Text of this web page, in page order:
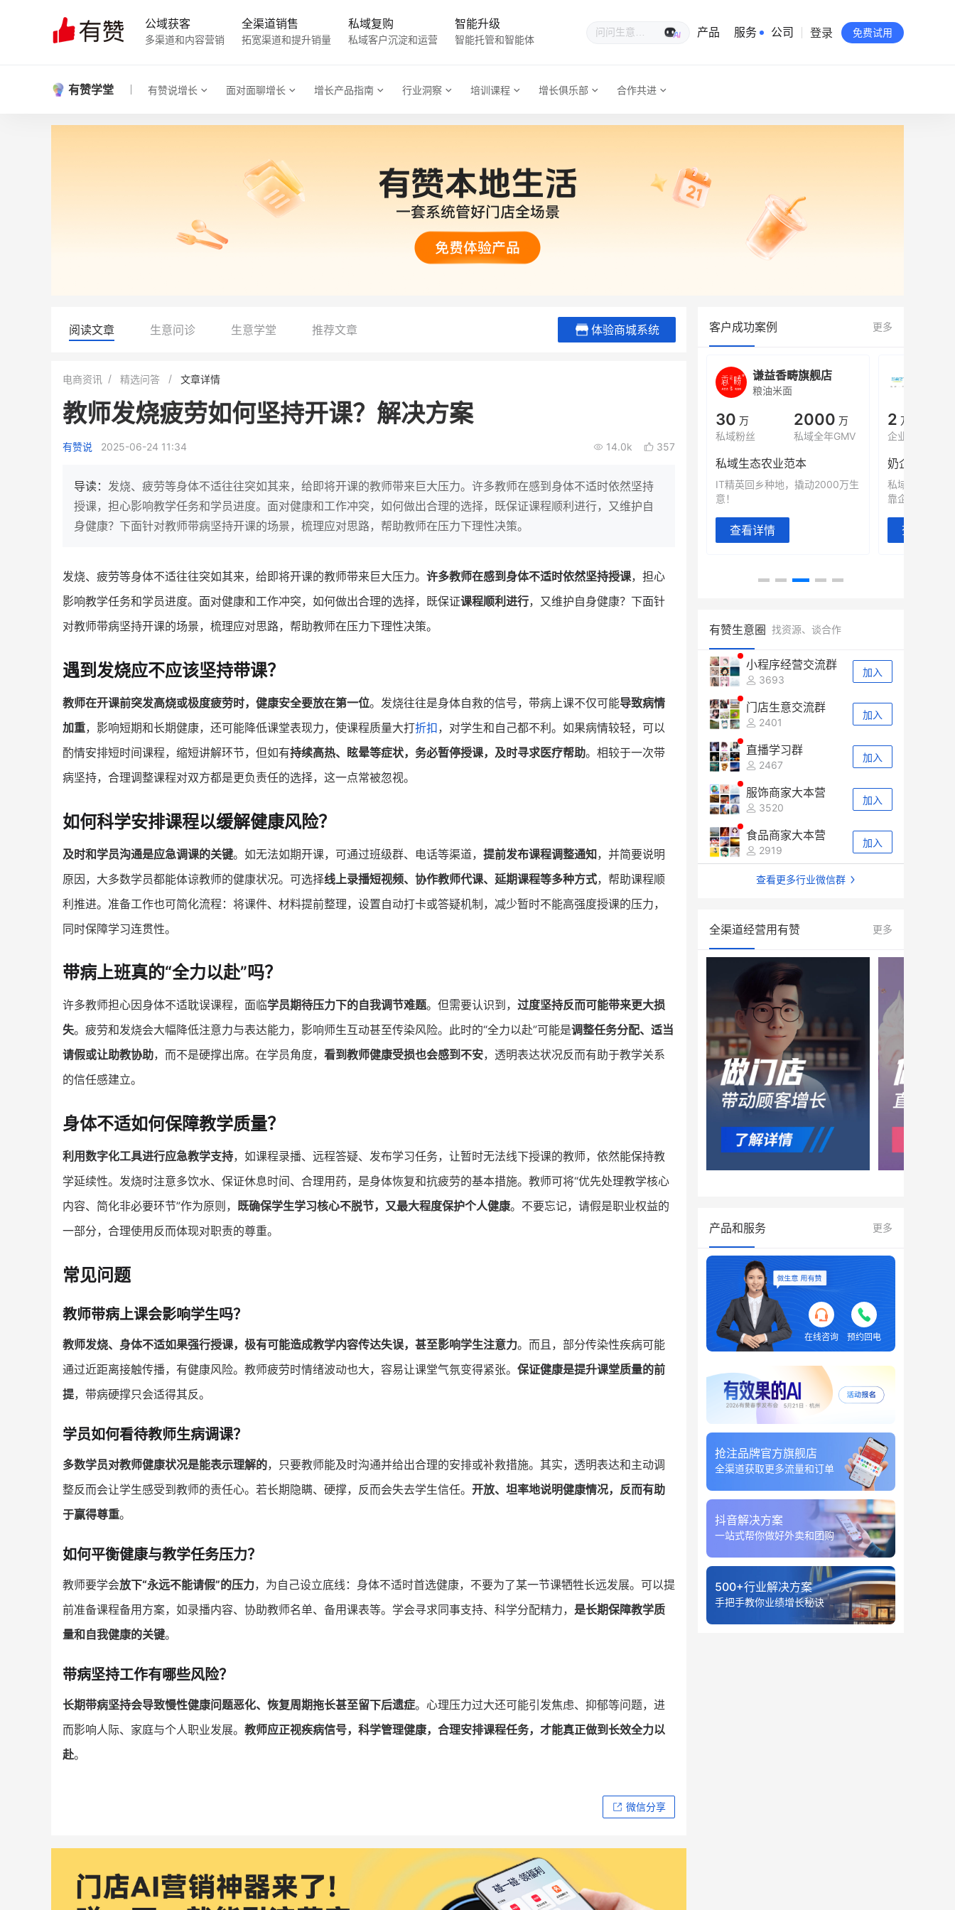
公域获客
多渠道和内容营销
全渠道销售
拓宽渠道和提升销量
私域复购
私域客户沉淀和运营
智能升级
智能托管和智能体
生意专家
产品 服务 公司
有赞公益
站点地图
登录 免费试用
有赞学堂 有赞说增长 面对面聊增长 增长产品指南 行业洞察 培训课程 增长俱乐部 合作共进
阅读文章 生意问诊 生意学堂 推荐文章 体验商城系统
电商资讯 精选问答 文章详情
教师发烧疲劳如何坚持开课？解决方案
有赞说 2025-06-24 11:34 14.0k 357
导读： 发烧、疲劳等身体不适往往突如其来，给即将开课的教师带来巨大压力。许多教师在感到身体不适时依然坚持
授课，担心影响教学任务和学员进度。面对健康和工作冲突，如何做出合理的选择，既保证课程顺利进行，又维护自
身健康？下面针对教师带病坚持开课的场景，梳理应对思路，帮助教师在压力下理性决策。
发烧、疲劳等身体不适往往突如其来，给即将开课的教师带来巨大压力。 许多教师在感到身体不适时依然坚持授课，担心
影响教学任务和学员进度。面对健康和工作冲突，如何做出合理的选择，既保证课程顺利进行，又维护自身健康？下面针
对教师带病坚持开课的场景，梳理应对思路，帮助教师在压力下理性决策。
遇到发烧应不应该坚持带课？
教师在开课前突发高烧或极度疲劳时，健康安全要放在第一位。发烧往往是身体自救的信号，带病上课不仅可能导致病情
加重，影响短期和长期健康，还可能降低课堂表现力，使课程质量大打折扣，对学生和自己都不利。如果病情较轻，可以
酌情安排短时间课程，缩短讲解环节，但如有持续高热、眩晕等症状，务必暂停授课，及时寻求医疗帮助。相较于一次带
病坚持，合理调整课程对双方都是更负责任的选择，这一点常被忽视。
如何科学安排课程以缓解健康风险？
及时和学员沟通是应急调课的关键。如无法如期开课，可通过班级群、电话等渠道， 提前发布课程调整通知，并简要说明
原因，大多数学员都能体谅教师的健康状况。可选择线上录播短视频、协作教师代课、延期课程等多种方式，帮助课程顺
利推进。准备工作也可简化流程：将课件、材料提前整理，设置自动打卡或答疑机制，减少暂时不能高强度授课的压力，
同时保障学习连贯性。
带病上班真的“全力以赴”吗？
许多教师担心因身体不适耽误课程，面临学员期待压力下的自我调节难题。但需要认识到， 过度坚持反而可能带来更大损
失。疲劳和发烧会大幅降低注意力与表达能力，影响师生互动甚至传染风险。此时的“全力以赴”可能是调整任务分配、适当
请假或让助教协助，而不是硬撑出席。在学员角度， 看到教师健康受损也会感到不安，透明表达状况反而有助于教学关系
的信任感建立。
身体不适如何保障教学质量？
利用数字化工具进行应急教学支持，如课程录播、远程答疑、发布学习任务，让暂时无法线下授课的教师，依然能保持教
学延续性。发烧时注意多饮水、保证休息时间、合理用药，是身体恢复和抗疲劳的基本措施。教师可将“优先处理教学核心
内容、简化非必要环节”作为原则， 既确保学生学习核心不脱节，又最大程度保护个人健康。不要忘记，请假是职业权益的
一部分，合理使用反而体现对职责的尊重。
常见问题
教师带病上课会影响学生吗？
教师发烧、身体不适如果强行授课，极有可能造成教学内容传达失误，甚至影响学生注意力。而且，部分传染性疾病可能
通过近距离接触传播，有健康风险。教师疲劳时情绪波动也大，容易让课堂气氛变得紧张。 保证健康是提升课堂质量的前
提，带病硬撑只会适得其反。
学员如何看待教师生病调课？
多数学员对教师健康状况是能表示理解的，只要教师能及时沟通并给出合理的安排或补救措施。其实，透明表达和主动调
整反而会让学生感受到教师的责任心。若长期隐瞒、硬撑，反而会失去学生信任。 开放、坦率地说明健康情况，反而有助
于赢得尊重。
如何平衡健康与教学任务压力？
教师要学会放下“永远不能请假”的压力，为自己设立底线：身体不适时首选健康，不要为了某一节课牺牲长远发展。可以提
前准备课程备用方案，如录播内容、协助教师名单、备用课表等。学会寻求同事支持、科学分配精力， 是长期保障教学质
量和自我健康的关键。
带病坚持工作有哪些风险？
长期带病坚持会导致慢性健康问题恶化、恢复周期拖长甚至留下后遗症。心理压力过大还可能引发焦虑、抑郁等问题，进
而影响人际、家庭与个人职业发展。 教师应正视疾病信号，科学管理健康，合理安排课程任务，才能真正做到长效全力以
赴。
微信分享
客户成功案例 更多
小鹿蓝蓝会员
+
7900 万
三只松鼠旗下的网红婴儿辅食品
牌，22天便拿下类目第一
查看详情
母婴
有货源没流量？母婴馆如何破局
他只用7年做到平台销冠，转战私
域如何破局？
200 万
200
这家女装连锁如何借有赞破局新
零售？
查看详情
IT精英回乡种地，撬动2000万生
意！
白帝牛奶旗舰店
小吃快餐
2 万人
900 万
年销售额
奶企靠企业微信销售额翻8倍
私域样本打法！新希望白帝乳业
靠企业微信实现销售额翻 8 倍！
查看详情
80%
复购率
国民品牌副
三只松鼠旗下
牌，22天便拿
查看详情
有赞生意圈 找资源、谈合作
小程序经营交流群
3693
加入
门店生意交流群
2401
加入
直播学习群
2467
加入
服饰商家大本营
3520
加入
食品商家大本营
2919
加入
查看更多行业微信群
全渠道经营用有赞 更多
产品和服务 更多
在线咨询 预约回电
抢注品牌官方旗舰店
全渠道获取更多流量和订单
抖音解决方案
一站式帮你做好外卖和团购
500+行业解决方案
手把手教你业绩增长秘诀